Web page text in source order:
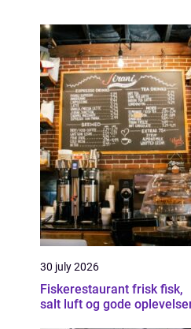
30 july 2026
Fiskerestaurant frisk fisk,
salt luft og gode